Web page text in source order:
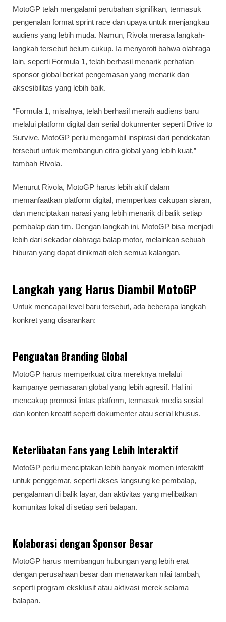
MotoGP telah mengalami perubahan signifikan, termasuk
pengenalan format sprint race dan upaya untuk menjangkau
audiens yang lebih muda. Namun, Rivola merasa langkah-
langkah tersebut belum cukup. Ia menyoroti bahwa olahraga
lain, seperti Formula 1, telah berhasil menarik perhatian
sponsor global berkat pengemasan yang menarik dan
aksesibilitas yang lebih baik.
“Formula 1, misalnya, telah berhasil meraih audiens baru
melalui platform digital dan serial dokumenter seperti Drive to
Survive. MotoGP perlu mengambil inspirasi dari pendekatan
tersebut untuk membangun citra global yang lebih kuat,”
tambah Rivola.
Menurut Rivola, MotoGP harus lebih aktif dalam
memanfaatkan platform digital, memperluas cakupan siaran,
dan menciptakan narasi yang lebih menarik di balik setiap
pembalap dan tim. Dengan langkah ini, MotoGP bisa menjadi
lebih dari sekadar olahraga balap motor, melainkan sebuah
hiburan yang dapat dinikmati oleh semua kalangan.
Langkah yang Harus Diambil MotoGP
Untuk mencapai level baru tersebut, ada beberapa langkah
konkret yang disarankan:
Penguatan Branding Global
MotoGP harus memperkuat citra mereknya melalui
kampanye pemasaran global yang lebih agresif. Hal ini
mencakup promosi lintas platform, termasuk media sosial
dan konten kreatif seperti dokumenter atau serial khusus.
Keterlibatan Fans yang Lebih Interaktif
MotoGP perlu menciptakan lebih banyak momen interaktif
untuk penggemar, seperti akses langsung ke pembalap,
pengalaman di balik layar, dan aktivitas yang melibatkan
komunitas lokal di setiap seri balapan.
Kolaborasi dengan Sponsor Besar
MotoGP harus membangun hubungan yang lebih erat
dengan perusahaan besar dan menawarkan nilai tambah,
seperti program eksklusif atau aktivasi merek selama
balapan.